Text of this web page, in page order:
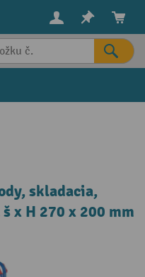
skladacia,
x H 270 x 200 mm